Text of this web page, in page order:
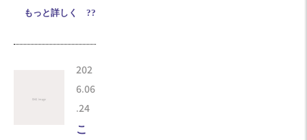
もっと詳しく ??
202
6.06
.24
こ